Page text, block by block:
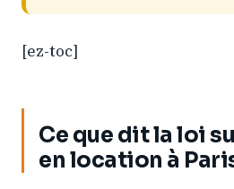
[ez-toc]
Ce que dit la loi
en location à